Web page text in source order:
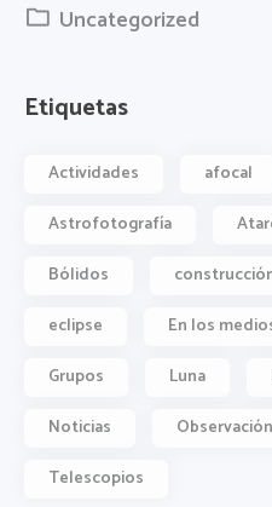
Uncategorized
Etiquetas
Actividades afocal
Astrofotografía
Bólidos
eclipse
En los
Grupos
Luna
Noticias
Observación
Telescopios